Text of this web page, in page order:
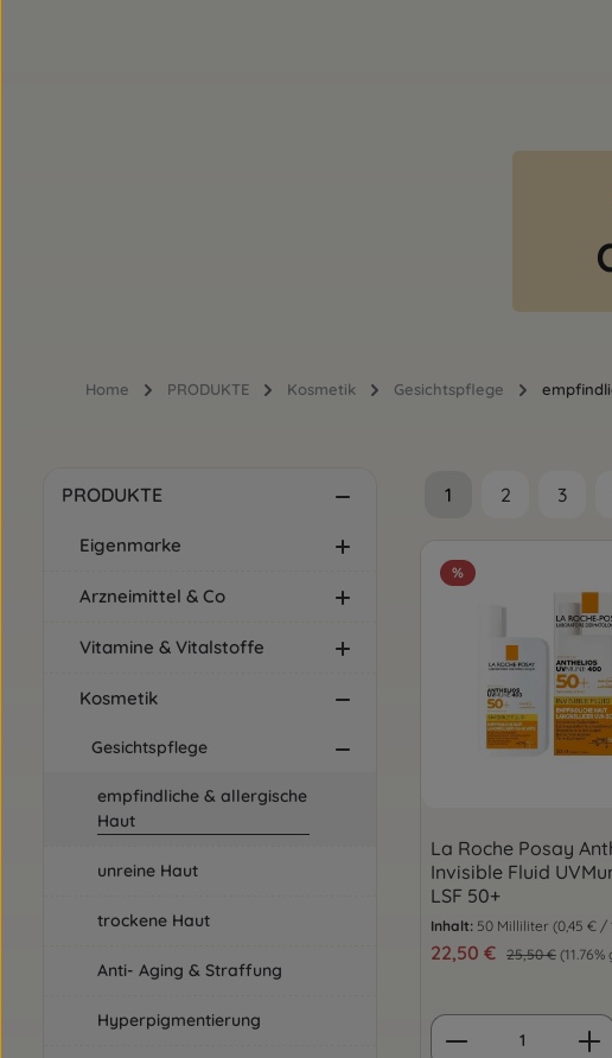
Home PRODUKTE Kosmetik Gesichtspflege
PRODUKTE
Eigenmarke
Arzneimittel & Co
Vitamine & Vitalstoffe
Kosmetik
Gesichtspflege
empfindliche & allergische
Haut
unreine Haut
trockene Haut
Anti- Aging & Straffung
Hyperpigmentierung
Seite
1
Seite
2
Seite
3
%
La Roche Posay
Invisible Fluid
LSF 50+
Inhalt: 50 Milliliter (0,45 € /
Verkaufspreis:
22,50 € Regulärer Preis:
25,50 €
Produkt